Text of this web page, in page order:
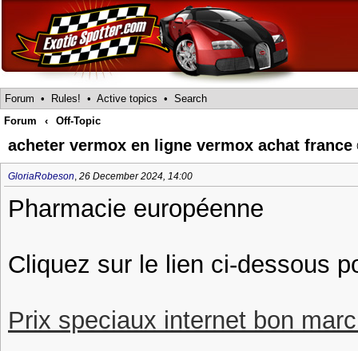
Forum • Rules! • Active topics • Search
Forum
‹ Off-Topic
acheter vermox en ligne vermox achat france
GloriaRobeson, 26 December 2024, 14:00
Pharmacie européenne
Cliquez sur le lien ci-dessous
Prix speciaux internet bon